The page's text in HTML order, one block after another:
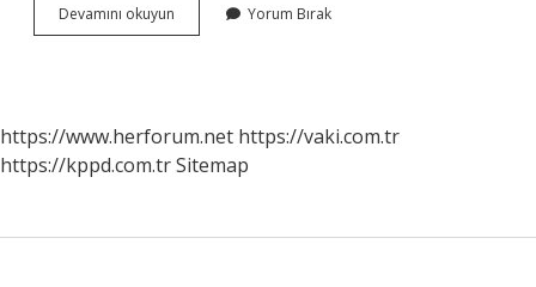
Devamını okuyun Queenzz
Güzellik
Yorum Bırak
https://www.herforum.net https://vaki.com.tr
https://kppd.com.trSitemap